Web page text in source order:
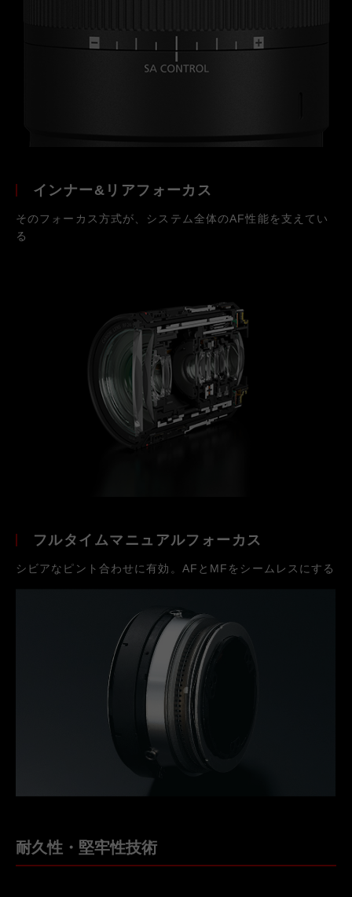
インナー&リアフォーカス
そのフォーカス方式が、システム全体のAF性能を支えてい
る
フルタイムマニュアルフォーカス
シビアなピント合わせに有効。AFとMFをシームレスにする
耐久性・堅牢性技術